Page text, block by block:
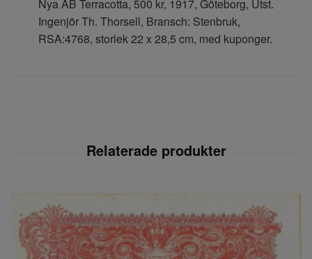
Nya AB Terracotta, 500 kr, 1917, Göteborg, Utst.
Ingenjör Th. Thorsell, Bransch: Stenbruk,
RSA:4768, storlek 22 x 28,5 cm, med kuponger.